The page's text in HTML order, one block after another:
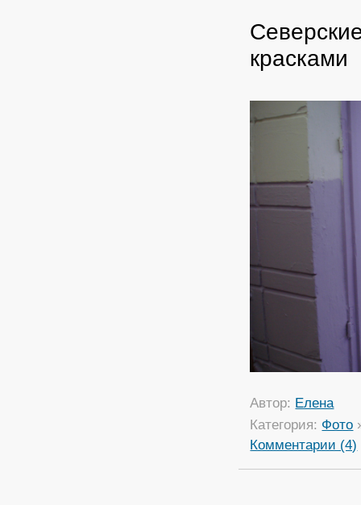
красками
Автор: Елена
Категория: Фото
Комментарии (4)